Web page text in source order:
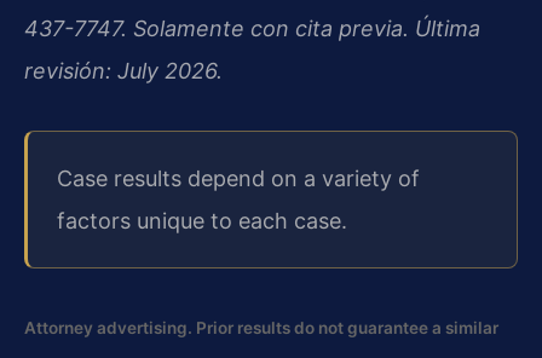
437-7747. Solamente con cita previa. Última
revisión: July 2026.
Case results depend on a variety of
factors unique to each case.
Attorney advertising. Prior results do not guarantee a similar